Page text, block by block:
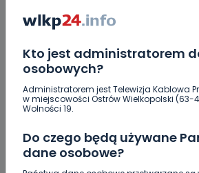
Kto jest administratorem
osobowych?
Administratorem jest Telewizja Kablowa
w miejscowości Ostrów Wielkopolski (63-
Wolności 19.
Do czego będą używane
dane osobowe?
Crossfit kolejny raz opanuje
"Niezwykli ludzie, niezwykłe
historie!”. Odyseja Antonińska -
[FOTO]
upałów?
Zderzenie kilku aut na DK25. Duże